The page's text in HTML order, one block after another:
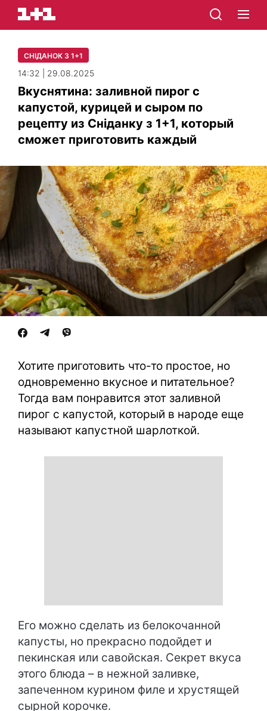
СНІДАНОК З 1+1
14:32 | 29.08.2025
Вкуснятина: заливной пирог с
капустой, курицей и сыром по
рецепту из Сніданку з 1+1, который
сможет приготовить каждый
Хотите приготовить что-то простое, но
одновременно вкусное и питательное?
Тогда вам понравится этот заливной
пирог с капустой, который в народе еще
называют капустной шарлоткой.
Его можно сделать из белокочанной
капусты, но прекрасно подойдет и
пекинская или савойская. Секрет вкуса
этого блюда – в нежной заливке,
запеченном курином филе и хрустящей
сырной корочке.